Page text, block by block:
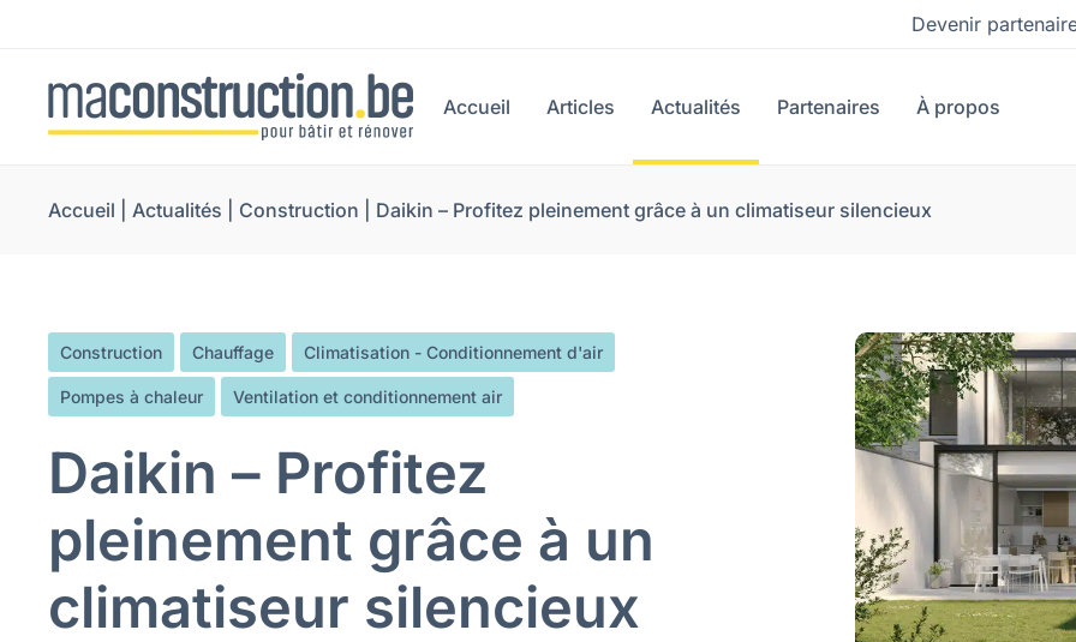
Devenir
Accueil Articles Actualités Partenaires À propos
Accueil |Actualités Construction Daikin – Profitez pleinement grâce à un climatiseur silencieux
Construction Chauffage Climatisation - Conditionnement d'air
Pompes à chaleur Ventilation et conditionnement air
Daikin – Profitez
pleinement grâce à un
climatiseur silencieux